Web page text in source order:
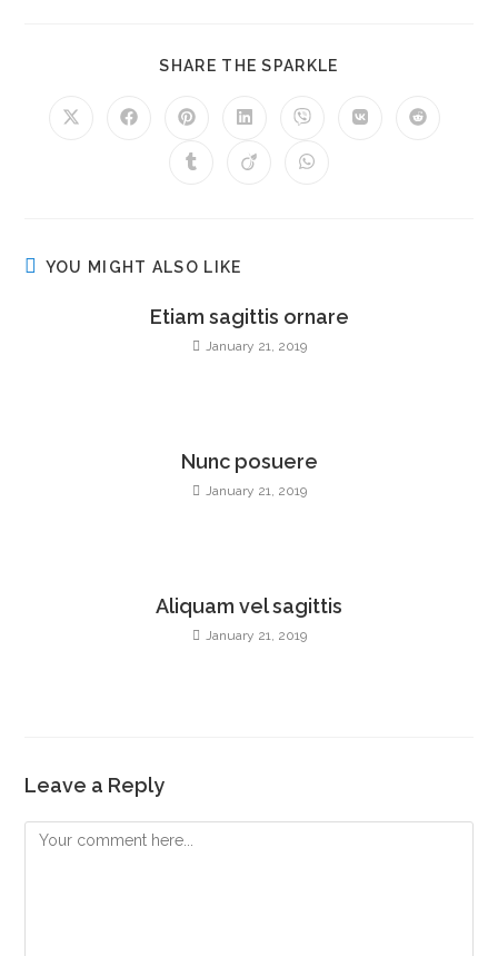
SHARE THE SPARKLE
YOU MIGHT ALSO LIKE
Etiam sagittis ornare
January 21, 2019
Nunc posuere
January 21, 2019
Aliquam vel sagittis
January 21, 2019
Leave a Reply